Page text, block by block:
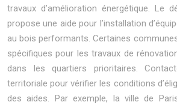
travaux d’amélioration énergétique. Le
propose une aide pour l’installation
au bois performants. Certaines
spécifiques pour les travaux de
dans les quartiers prioritaires.
territoriale pour vérifier les conditions
des aides. Par exemple, la ville de